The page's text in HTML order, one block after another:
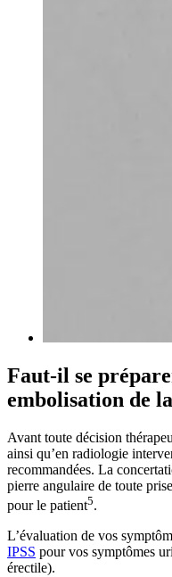
Faut-il se
embolisation de
Avant toute décision
ainsi qu’en radiologie
recommandées. La
pierre angulaire de toute
pour le patient5.
L’évaluation de vos
IPSS pour vos symptômes
érectile).